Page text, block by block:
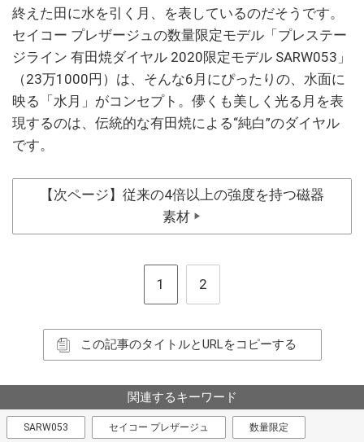
終えた田に水を引く月、を表しているのだそうです。
セイコー プレザージュの数量限定モデル「プレステー
ジライン 有田焼ダイヤル 2020限定モデル SARW053」
（23万1000円）は、そんな6月にぴったりの、水面に
映る「水月」がコンセプト。儚くも美しく光る月を表
現するのは、伝統的な有田焼による“純白”のダイヤル
です。
【次ページ】従来の4倍以上の強度を持つ磁器
素材 ▶
1 2
この記事のタイトルとURLをコピーする
関連するキーワード
SARW053 セイコー プレザージュ 数量限定